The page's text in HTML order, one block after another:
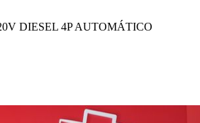
DIESEL 4P AUTOMÁTICO